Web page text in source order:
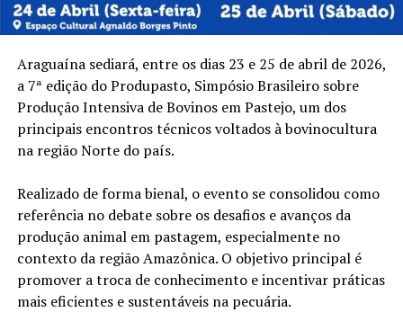
Araguaína sediará, entre os dias 23 e 25 de abril de 2026,
a 7ª edição do Produpasto, Simpósio Brasileiro sobre
Produção Intensiva de Bovinos em Pastejo, um dos
principais encontros técnicos voltados à bovinocultura
na região Norte do país.
Realizado de forma bienal, o evento se consolidou como
referência no debate sobre os desafios e avanços da
produção animal em pastagem, especialmente no
contexto da região Amazônica. O objetivo principal é
promover a troca de conhecimento e incentivar práticas
mais eficientes e sustentáveis na pecuária.